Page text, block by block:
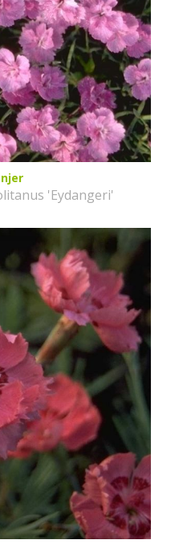
'Eydangeri'